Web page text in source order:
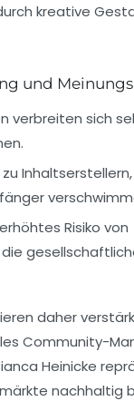
kreative
und
verbreiten sich
Risiko von
daher
Community-
Heinicke
nachhaltig